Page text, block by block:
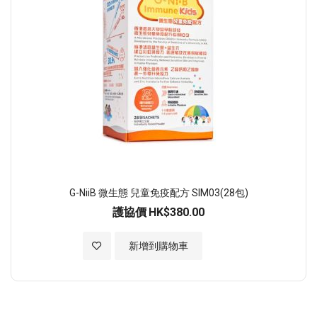
G-NiiB 微生態 兒童免疫配方 SIM03(28包)
護協價 HK$380.00
新增到購物車
加入至願望清單